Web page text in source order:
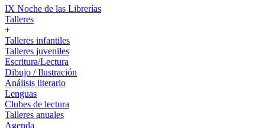
IX Noche de las Librerías
Talleres
+
Talleres infantiles
Talleres juveniles
Escritura/Lectura
Dibujo / Ilustración
Análisis literario
Lenguas
Clubes de lectura
Talleres anuales
Agenda